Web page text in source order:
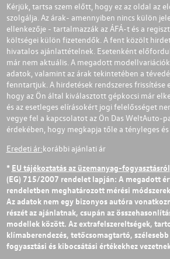
Kérjük, tartsa szem előtt, hogy ez az oldal az
szolgálja. Az árak- amennyiben nincs külön
ellenkezője - tartalmazzák az ÁFÁ-t és a
költségei külön fizetendők. A fent közölt
hivatalos ajánlattételnek. Esetenként
már nem aktuális. A megadott
adatok, valamint az árak tekintetében a
fenntartjuk. A hirdetések rendszeres
hogy az Ön által kiválasztott gépkocsi már
és az esetleges elírásokért jogi felelősséget
vegye fel a kapcsolatot az Ön Das WeltAuto-
érdekében, hogy megkapja tőle a tényleges
Eredeti ár:korábbi ajánlati ár
* EU tájékoztatás az üzemanyag-fogyasztásról
(EG) 715/2007 rendelet lapján: A megadott
rendeletben meghatározott mérési
Az adatok nem egy bizonyos autóra
részét az ajánlatnak, csupán az
modellek között. Az extrafelszereltségek,
klímaberendezés, tetőcsomagtartó,
fogyasztási és kibocsátási értékekhez